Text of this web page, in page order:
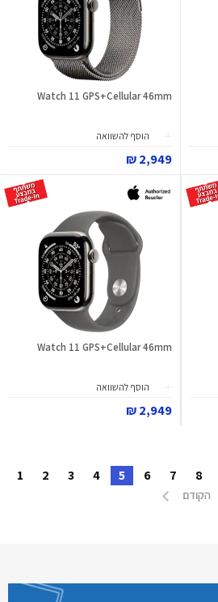
Watch 11 GPS+Cellular 46mm
הוסף להשוואה
2,949 ₪
Watch 11 GPS+Cellular 46mm
הוסף להשוואה
2,949 ₪
8
7
6
5
4
3
2
1
הקודם